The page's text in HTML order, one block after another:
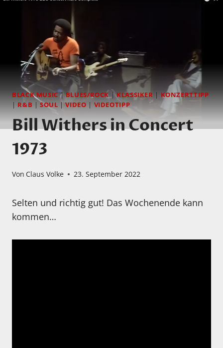
BLACK MUSIC|BLUES/ROCK|KLASSIKER | KONZERTTIPP
| R&B |SOUL |VIDEO | VIDEOTIPP
Bill Withers in Concert
1973
Von Claus Volke 23. September 2022
Selten und richtig gut! Das Wochenende kann
kommen…